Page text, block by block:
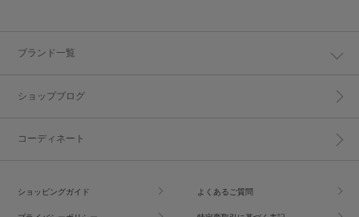
ブランド一覧
ショップブログ
コーディネート
ショッピングガイド よくあるご質問